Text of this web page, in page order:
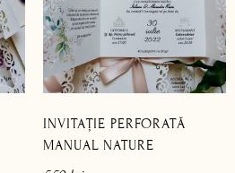
INVITAȚIE PERFORATĂ
MANUAL NATURE